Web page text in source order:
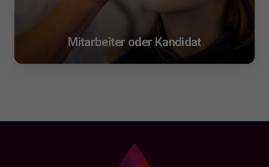
Mitarbeiter oder Kandidat